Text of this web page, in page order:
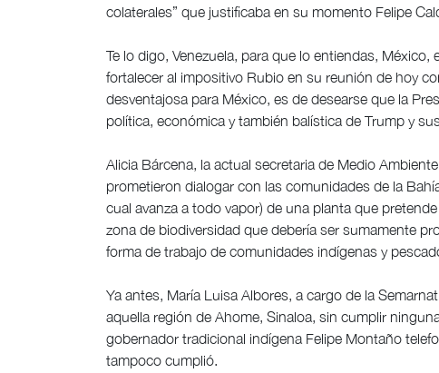
colaterales” que justificaba en su momento Felipe
Te lo digo, Venezuela, para que lo entiendas,
fortalecer al impositivo Rubio en su reunión de hoy
desventajosa para México, es de desearse que la
política, económica y también balística de Trump y
Alicia Bárcena, la actual secretaria de Medio
prometieron dialogar con las comunidades de la
cual avanza a todo vapor) de una planta que
zona de biodiversidad que debería ser sumamente
forma de trabajo de comunidades indígenas y
Ya antes, María Luisa Albores, a cargo de la
aquella región de Ahome, Sinaloa, sin cumplir
gobernador tradicional indígena Felipe Montaño
tampoco cumplió.